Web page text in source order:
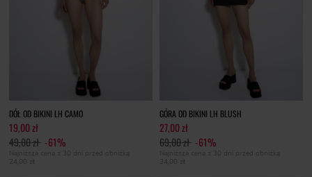
DÓŁ OD BIKINI LH CAMO
19,00 zł
49,00 zł -61%
Najniższa cena z 30 dni przed obniżką
24,00 zł
GÓRA OD BIKINI LH BLUSH
27,00 zł
69,00 zł -61%
Najniższa cena z 30 dni przed obniżką
34,00 zł